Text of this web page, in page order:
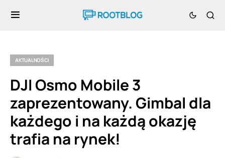
AKTUALNOŚCI
DJI Osmo Mobile 3
zaprezentowany. Gimbal dla
każdego i na każdą okazję
trafia na rynek!